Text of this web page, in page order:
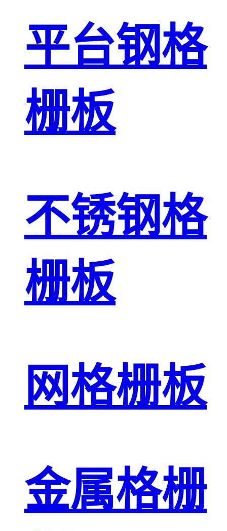
平台钢格
栅板
不锈钢格
栅板
网格栅板
金属格栅